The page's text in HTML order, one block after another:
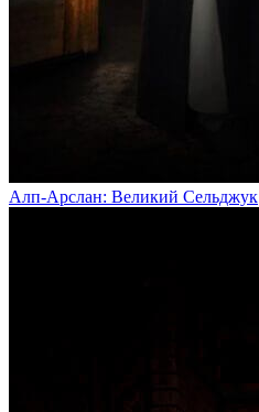
Алп-Арслан: Великий Сельджук